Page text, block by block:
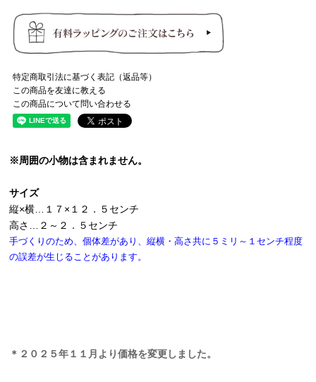
特定商取引法に基づく表記（返品等）
この商品を友達に教える
この商品について問い合わせる
※周囲の小物は含まれません。
サイズ
縦×横…１７×１２．５センチ
高さ…２～２．５センチ
手づくりのため、個体差があり、縦横・高さ共に５ミリ～１センチ程度
の誤差が生じることがあります。
＊２０２５年１１月より価格を変更しました。